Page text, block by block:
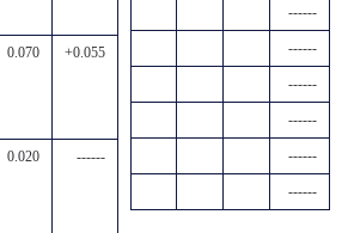
0.070 +0.055
0.020 ------
------
------
------
------
------
------